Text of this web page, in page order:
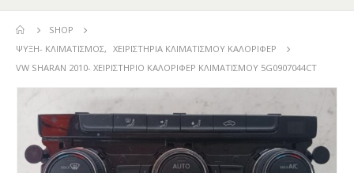
SHOP
ΨΎΞΗ- ΚΛΙΜΑΤΙΣΜΌΣ, ΧΕΙΡΙΣΤΉΡΙΑ ΚΛΙΜΑΤΙΣΜΟΎ ΚΑΛΟΡΙΦΈΡ
VW SHARAN 2010- ΧΕΙΡΙΣΤΗΡΙΟ ΚΑΛΟΡΙΦΕΡ ΚΛΙΜΑΤΙΣΜΟΥ 5G0907044CT